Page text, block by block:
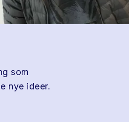
som
nye ideer.